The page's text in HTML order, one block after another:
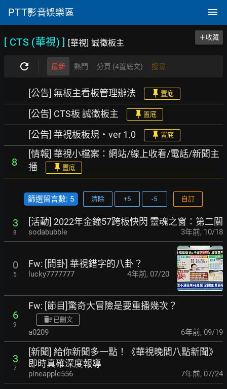
PTT影音娛樂區
[ CTS (華視) ] [華視] 誠徵板主
＋收藏
最新 熱門 分頁 (4置底文) 搜尋
[公告] 無板主看板管理辦法 置底
[公告] CTS板 誠徵板主 置底
[公告] 華視板板規‧ver 1.0 置底
8
[情報] 華視小檔案：網站/線上收看/電話/新聞主
播
置底
篩選留言數: 5 清除 +5 -5 自訂
3
8
[活動] 2022年金鐘57跨板快閃 靈魂之窗：第二關
sodabubble 3年前, 10/18
0
5
Fw: [問卦] 華視錯字的八卦？
lucky7777777 4年前, 07/20
6
9
Fw: [節目]驚奇大冒險是要重播幾次？
已刪文
a0209 6年前, 09/19
3
7
[新聞] 給你新聞多一點！《華視晚間八點新聞》
即時真確深度報導
pineapple556 7年前, 07/24